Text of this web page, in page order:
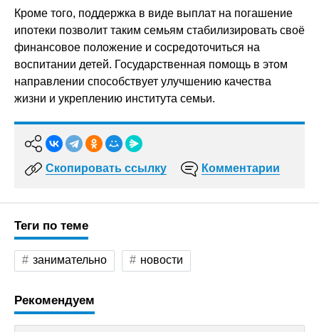
Кроме того, поддержка в виде выплат на погашение
ипотеки позволит таким семьям стабилизировать своё
финансовое положение и сосредоточиться на
воспитании детей. Государственная помощь в этом
направлении способствует улучшению качества
жизни и укреплению института семьи.
Скопировать ссылку Комментарии
Теги по теме
занимательно новости
Рекомендуем